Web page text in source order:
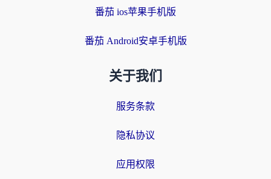
番茄 ios苹果手机版
番茄 Android安卓手机版
关于我们
服务条款
隐私协议
应用权限